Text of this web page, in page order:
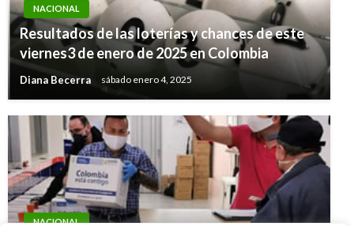
NACIONAL
Resultados de las loterías y chances de este
viernes3 de enero de 2025 en Colombia
Diana Becerra sábado enero 4, 2025
NACIONAL